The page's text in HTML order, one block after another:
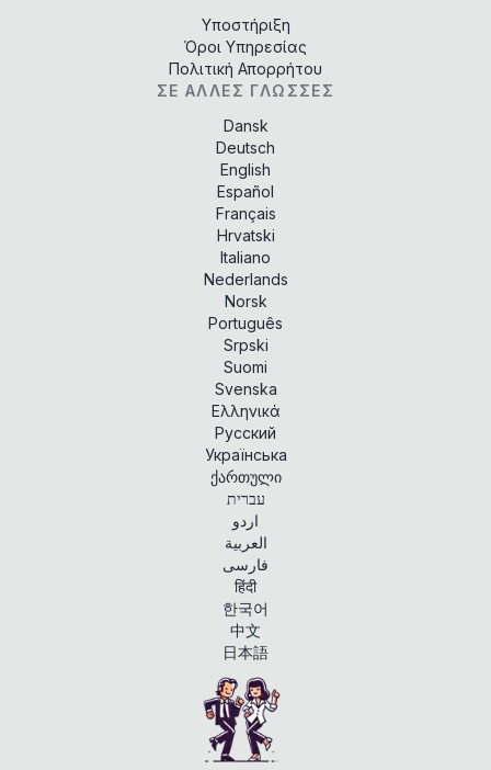
Υποστήριξη
Όροι Υπηρεσίας
Πολιτική Απορρήτου
ΣΕ ΆΛΛΕΣ ΓΛΏΣΣΕΣ
Dansk
Deutsch
English
Español
Français
Hrvatski
Italiano
Nederlands
Norsk
Português
Srpski
Suomi
Svenska
Ελληνικά
Русский
Українська
ქართული
עברית
اردو
العربية
فارسی
हिंदी
한국어
中文
日本語